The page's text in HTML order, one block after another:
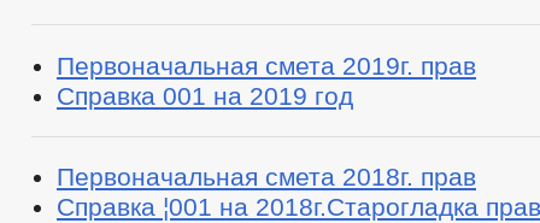
Первоначальная смета 2019г. прав
Справка 001 на 2019 год
Первоначальная смета 2018г. прав
Справка ¦001 на 2018г.Старогладка прав